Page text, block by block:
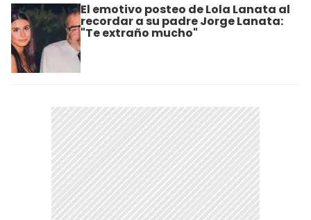
El emotivo posteo de Lola Lanata al
recordar a su padre Jorge Lanata:
"Te extraño mucho"